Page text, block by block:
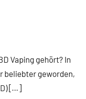
Vaping gehört? In
beliebter geworden,
[…]